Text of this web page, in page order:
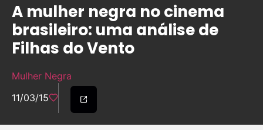
A mulher negra no cinema
brasileiro: uma análise de
Filhas do Vento
Mulher Negra
11/03/15